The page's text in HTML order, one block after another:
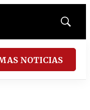
Mostrar
NOTICIAS